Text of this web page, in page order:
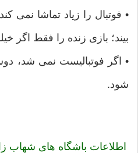
• فوتبال را زیاد تماشا نمی
بیند؛ بازی زنده را فقط اگر
• اگر فوتبالیست نمی شد،
شود.
اطلاعات باشگاه های شهاب